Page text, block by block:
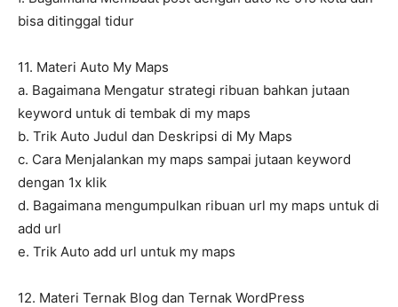
bisa ditinggal tidur
11. Materi Auto My Maps
a. Bagaimana Mengatur strategi ribuan bahkan jutaan
keyword untuk di tembak di my maps
b. Trik Auto Judul dan Deskripsi di My Maps
c. Cara Menjalankan my maps sampai jutaan keyword
dengan 1x klik
d. Bagaimana mengumpulkan ribuan url my maps untuk di
add url
e. Trik Auto add url untuk my maps
12. Materi Ternak Blog dan Ternak WordPress